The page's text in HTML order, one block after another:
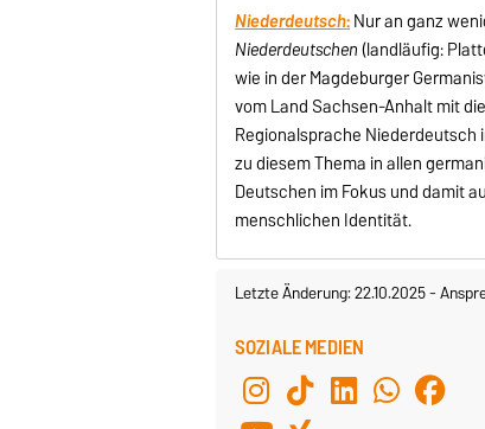
Niederdeutsch:Nur an ganz
Niederdeutschen(landläufig:
wie in der Magdeburger
vom Land Sachsen-Anhalt mit
Regionalsprache Niederdeutsch
zu diesem Thema in allen
Deutschen im Fokus und damit
menschlichen Identität.
Letzte Änderung: 22.10.2025-
SOZIALE MEDIEN